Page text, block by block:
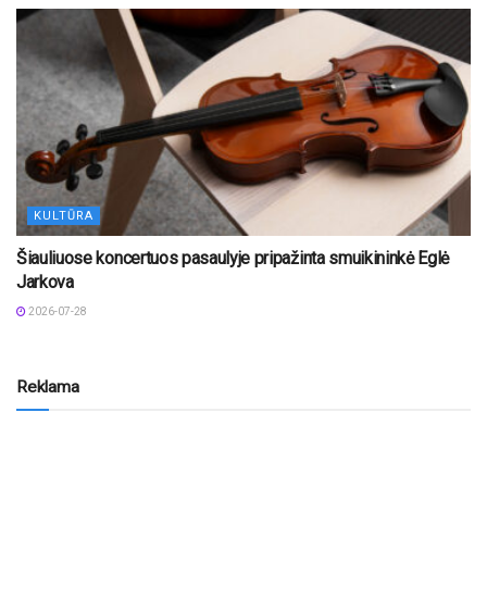
KULTŪRA
Šiauliuose koncertuos pasaulyje pripažinta smuikininkė Eglė
Jarkova
2026-07-28
Reklama